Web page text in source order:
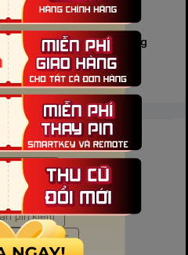
LR44 Chính Hãng Và Hàng
Trên Thị Trường
Duracell
bảng tra mã pin đồng hồ.
pin kiềm
BQ-CC51E